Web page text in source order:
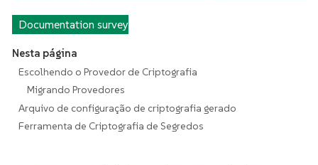
Documentation survey
Nesta página
Escolhendo o Provedor de Criptografia
Migrando Provedores
Arquivo de configuração de criptografia gerado
Ferramenta de Criptografia de Segredos